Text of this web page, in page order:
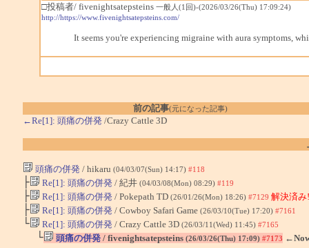
□投稿者/ fivenightsatepsteins 一般人(1回)-(2026/03/26(Thu) 17:09:24)
http://https://www.fivenightsatepsteins.com/
It seems you're experiencing migraine with aura symptoms,
前の記事(元になった記事)
←Re[1]: 頭痛の併発 /Crazy Cattle 3D
頭痛の併発 / hikaru (04/03/07(Sun) 14:17) #118
├ Re[1]: 頭痛の併発 / 紀井 (04/03/08(Mon) 08:29) #119
├ Re[1]: 頭痛の併発 / Pokepath TD (26/01/26(Mon) 18:26) #7129 解決済み!
├ Re[1]: 頭痛の併発 / Cowboy Safari Game (26/03/10(Tue) 17:20) #7161
└ Re[1]: 頭痛の併発 / Crazy Cattle 3D (26/03/11(Wed) 11:45) #7165
└ 頭痛の併発/ fivenightsatepsteins (26/03/26(Thu) 17:09) #7173